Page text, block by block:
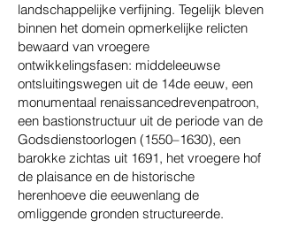
landschappelijke verfijning. Tegelijk bleven
binnen het domein opmerkelijke relicten
bewaard van vroegere
ontwikkelingsfasen: middeleeuwse
ontsluitingswegen uit de 14de eeuw, een
monumentaal renaissancedrevenpatroon,
een bastionstructuur uit de periode van de
Godsdienstoorlogen (1550–1630), een
barokke zichtas uit 1691, het vroegere hof
de plaisance en de historische
herenhoeve die eeuwenlang de
omliggende gronden structureerde.